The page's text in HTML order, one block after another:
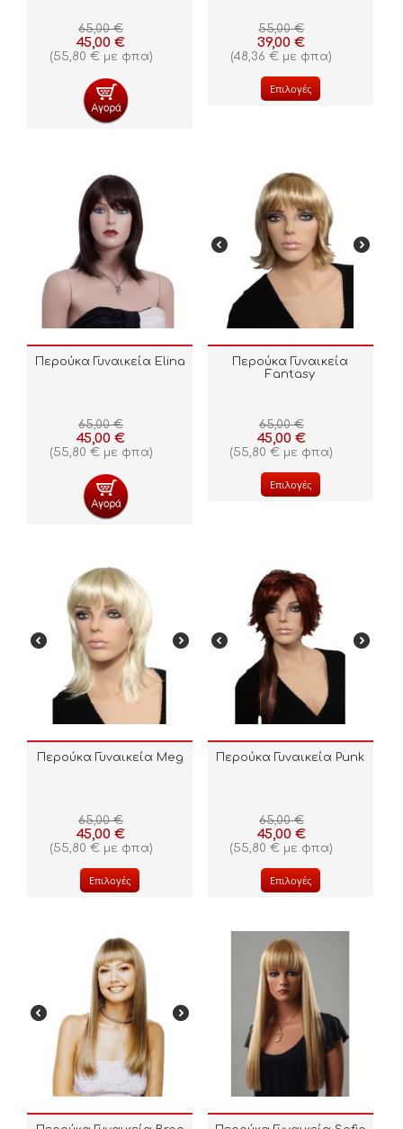
65,00 €
45,00 €
(55,80 €με φπα)
55,00 €
39,00 €
(48,36 € με φπα)
Επιλογές
Περούκα Γυναικεία Elina
65,00 €
45,00 €
(55,80 €με φπα)
Περούκα Γυναικεία
Fantasy
65,00 €
45,00 €
(55,80 € με φπα)
Επιλογές
Περούκα Γυναικεία Meg
65,00 €
45,00 €
(55,80 €με φπα)
Επιλογές
Περούκα Γυναικεία Punk
65,00 €
45,00 €
(55,80 € με φπα)
Επιλογές